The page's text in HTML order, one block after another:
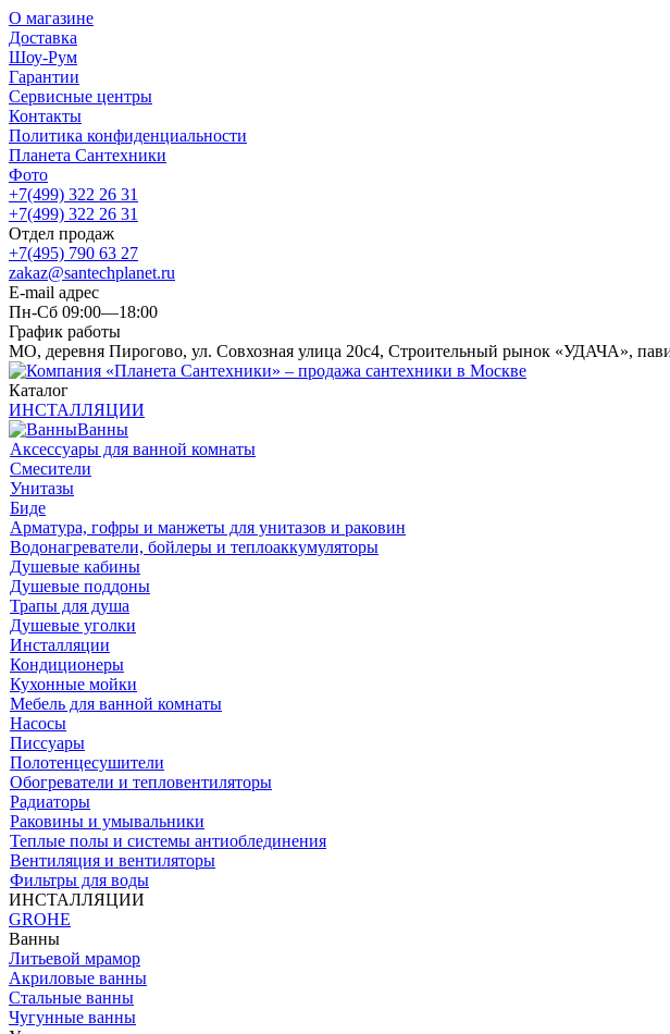
О магазине
Доставка
Шоу-Рум
Гарантии
Сервисные центры
Контакты
Политика конфиденциальности
Планета Сантехники
Фото
+7(499) 322 26 31
+7(499) 322 26 31
Отдел продаж
+7(495) 790 63 27
zakaz@santechplanet.ru
E-mail адрес
Пн-Сб 09:00—18:00
График работы
МО, деревня Пирогово, ул. Совхозная улица 20с4, Строительный рынок «УДАЧА»,
Каталог
ИНСТАЛЛЯЦИИ
Ванны
Аксессуары для ванной комнаты
Смесители
Унитазы
Биде
Арматура, гофры и манжеты для унитазов и раковин
Водонагреватели, бойлеры и теплоаккумуляторы
Душевые кабины
Душевые поддоны
Трапы для душа
Душевые уголки
Инсталляции
Кондиционеры
Кухонные мойки
Мебель для ванной комнаты
Насосы
Писсуары
Полотенцесушители
Обогреватели и тепловентиляторы
Радиаторы
Раковины и умывальники
Теплые полы и системы антиоблединения
Вентиляция и вентиляторы
Фильтры для воды
ИНСТАЛЛЯЦИИ
GROHE
Ванны
Литьевой мрамор
Акриловые ванны
Стальные ванны
Чугунные ванны